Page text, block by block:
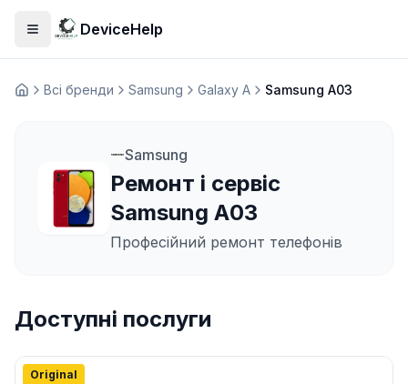
Відкрити меню
DeviceHelp
ДомашняВсі бренди Samsung Galaxy A Samsung A03
Samsung
Ремонт і сервіс
Samsung A03
Професійний ремонт телефонів
Доступні послуги
Original